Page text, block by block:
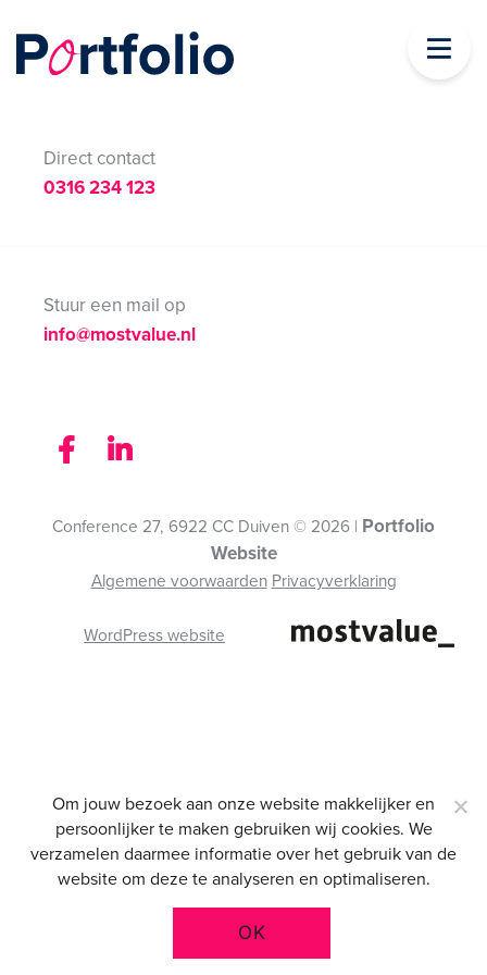
Direct contact
0316 234 123
Stuur een mail op
info@mostvalue.nl
Conference 27, 6922 CC Duiven © 2026 | Portfolio
Website
Algemene voorwaarden Privacyverklaring
WordPress website
Om jouw bezoek aan onze website makkelijker en
persoonlijker te maken gebruiken wij cookies. We
verzamelen daarmee informatie over het gebruik van de
website om deze te analyseren en optimaliseren.
OK